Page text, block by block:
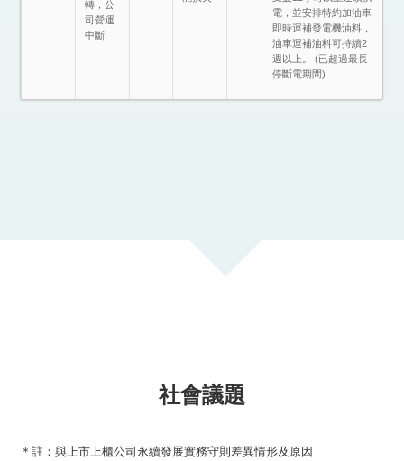
轉，公
司營運
中斷
電，並安排特約加油車
即時運補發電機油料，
油車運補油料可持續2
週以上。 (已超過最長
停斷電期間)
社會議題
＊註：與上市上櫃公司永續發展實務守則差異情形及原因